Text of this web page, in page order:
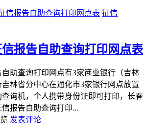
征信
报告自助查询打印网点表
助查询打印网点有3家商业银行（吉林
林省分中心在通化市3家银行网点放置
询机，个人携带身份证即可打印，长春
报告自助查询打印...
发表评论